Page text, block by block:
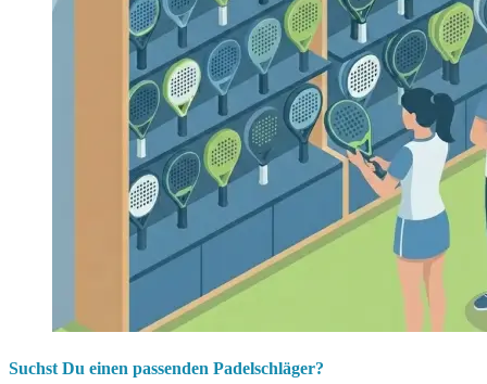
Suchst Du einen passenden Padelschläger?